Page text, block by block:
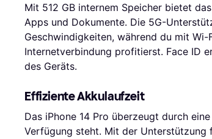
Mit 512 GB internem Speicher bietet
Apps und Dokumente. Die 5G-
Geschwindigkeiten, während du mit
Internetverbindung profitierst. Face ID
des Geräts.
Effiziente Akkulaufzeit
Das iPhone 14 Pro überzeugt durch
Verfügung steht. Mit der Unterstützung